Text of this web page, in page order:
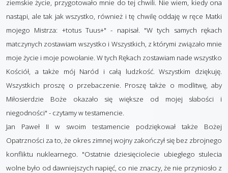
ziemskie życie, przygotowało mnie do tej chwili. Nie wiem, kiedy ona
nastąpi, ale tak jak wszystko, również i tę chwilę oddaję w ręce Matki
mojego Mistrza: +totus Tuus+" - napisał. "W tych samych rękach
matczynych zostawiam wszystko i Wszystkich, z którymi związało mnie
moje życie i moje powołanie. W tych Rękach zostawiam nade wszystko
Kościół, a także mój Naród i całą ludzkość. Wszystkim dziękuję.
Wszystkich proszę o przebaczenie. Proszę także o modlitwę, aby
Miłosierdzie Boże okazało się większe od mojej słabości i
niegodności" - czytamy w testamencie.
Jan Paweł II w swoim testamencie podziękował także Bożej
Opatrzności za to, że okres zimnej wojny zakończył się bez zbrojnego
konfliktu nuklearnego. "Ostatnie dziesięciolecie ubiegłego stulecia
wolne było od dawniejszych napięć, co nie znaczy, że nie przyniosło z